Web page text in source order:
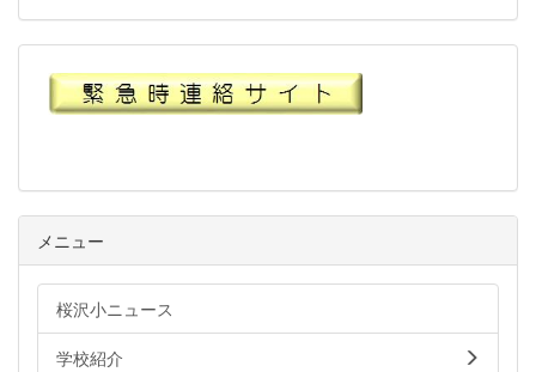
メニュー
桜沢小ニュース
学校紹介